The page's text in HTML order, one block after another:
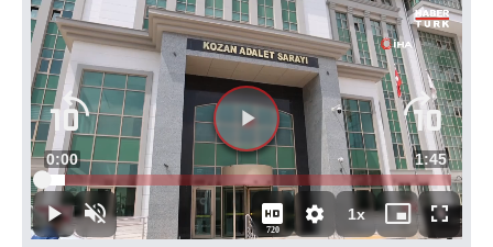
Videoyu
Oynat
OynatSesi
Aç
Süre
0:00 Toplam
Süre
1:45
720
Yüklendi:
5.64%
1xOynatma
Hızı
Mini
oynatıcı
Tam
Ekran